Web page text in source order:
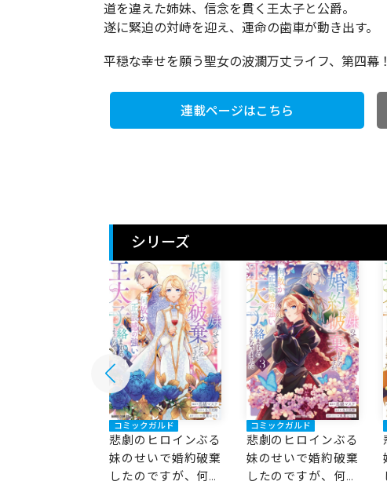
道を違えた姉妹、信念を貫く王太子と公爵。
遂に緊迫の対峙を迎え、運命の歯車が動き出す。
平穏な幸せを願う聖女の波瀾万丈ライフ、第四幕！
連載ページはこちら
シリーズ
コミックガルド
悲劇のヒロインぶる
妹のせいで婚約破棄
したのですが、何故
コミックガルド
悲劇のヒロインぶる
妹のせいで婚約破棄
したのですが、何故